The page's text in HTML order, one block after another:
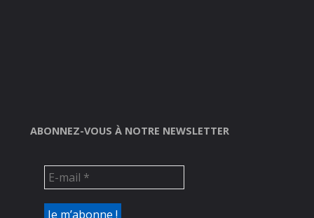
ABONNEZ-VOUS À NOTRE NEWSLETTER